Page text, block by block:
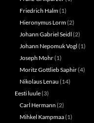
Friedrich Halm(1)
Hieronymus Lorm(2)
Johann Gabriel Seidl (2)
Johann Nepomuk Vogl (1)
Joseph Mohr(1)
Moritz Gottlieb Saphir(4)
Nikolaus Lenau (14)
Eesti luule(3)
Carl Hermann (2)
Mihkel Kampmaa(1)